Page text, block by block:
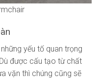
yếu tố quan trọng
được cấu tạo từ chất
vặn thì chúng cũng sẽ